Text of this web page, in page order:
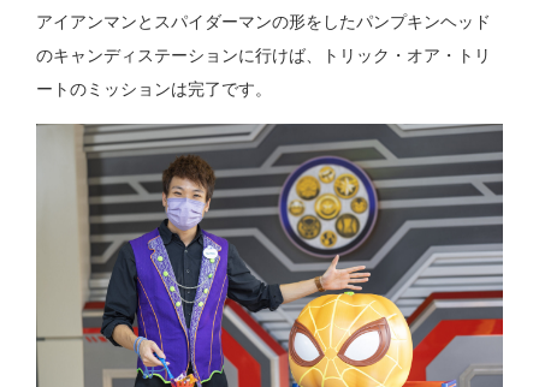
アイアンマンとスパイダーマンの形をしたパンプキンヘッド
のキャンディステーションに行けば、トリック・オア・トリ
ートのミッションは完了です。